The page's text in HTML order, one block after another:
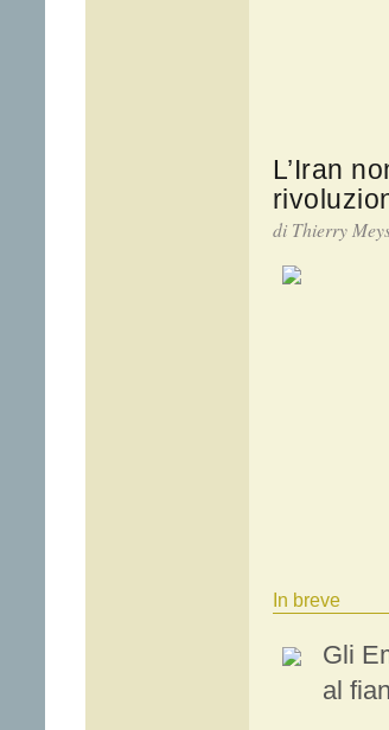
L’Iran
di Thierry
In breve
Gli
al